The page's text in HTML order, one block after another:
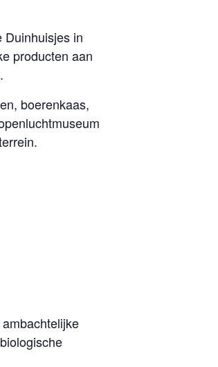
Duinhuisjes in
producten aan
boerenkaas,